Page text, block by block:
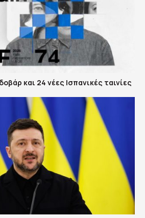
και 24 νέες Ισπανικές ταινίες